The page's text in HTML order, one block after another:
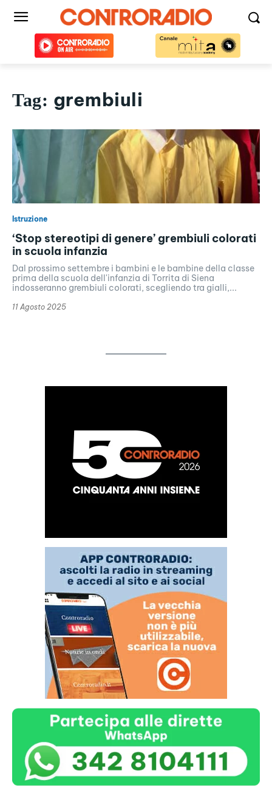
Tag: grembiuli
Istruzione
‘Stop stereotipi di genere’ grembiuli colorati
in scuola infanzia
Dal prossimo settembre i bambini e le bambine della classe
prima della scuola dell'infanzia di Torrita di Siena
indosseranno grembiuli colorati, scegliendo tra gialli,...
11 Agosto 2025